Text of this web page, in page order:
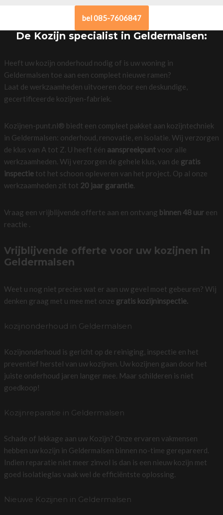
bel 085-7606847
De Kozijn specialist in Geldermalsen:
Heeft uw kozijn onderhoud nodig of is uw woning in
Geldermalsen toe aan een compleet nieuwe ramen?
Laat de werkzaamheden uitvoeren door een deskundige,
gecertificeerde kozijnen-fabriek.
Kozijnen-punt.nl® biedt een compleet pakket aan kozijntechniek
in Geldermalsen: onderhoud, renovatie, en isolatie. Wij verzorgen
de klus van A tot Z. U heeft één aanspreekpuntvoor alle
werkzaamheden. Wij verzorgen de gehele klus, van de gratis
inspectietot het schoon opleveren van het project. Op al onze
werkzaamheden zit tot 20 jaar garantie.
Vraag een vrijblijvende offerte aan en ontvang binnen 48 uureen
reactie .
Vrijblijvende offerte voor uw kozijnen in
Geldermalsen
Weet u nog niet precies wat er aan uw gevel moet gebeuren? Wij
denken graag met u mee met onze gratis kozijninspectie.
kozijnonderhoud in Geldermalsen
Kozijnonderhoud is gericht op de reiniging, inspectie en het
preventief herstel van uw kozijnen. Uw kozijnen gaan door het
juiste onderhoud jaren langer mee. Maar schilderen is niet
goedkoop!
Kozijnreparatie in Geldermalsen
Schade of lekkage aan uw Kozijn? Onze ervaren vakmensen
hebben uw kozijn in Geldermalsen binnen no-time gerepareerd.
Indien reparatie niet meer zinvol is dan is een nieuw kozijn met
goed isolatieglas vaak wel de efficiëntste oplossing.
Nieuwe Kozijnen in Geldermalsen